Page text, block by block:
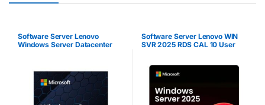
Software Server Lenovo
Windows Server Datacenter
Software Server Lenovo WIN
SVR 2025 RDS CAL 10 User